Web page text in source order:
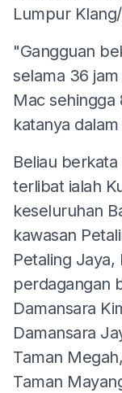
Lumpur
"Gangguan
selama 36
Mac sehingga
katanya
Beliau
terlibat ialah
keseluruhan
kawasan
Petaling Jaya,
perdagangan
Damansara
Damansara
Taman
Taman